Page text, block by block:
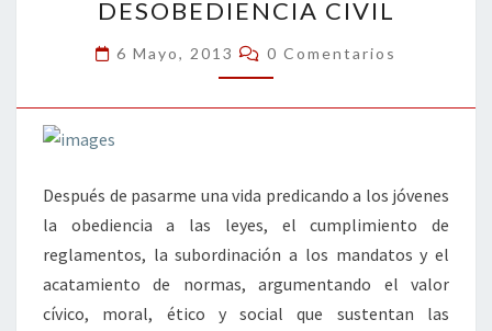
CIVIL
DESOBEDIENCIA CIVIL
6 Mayo, 2013 Comentarios
0 Comentarios
Después de pasarme una vida predicando a los jóvenes
la obediencia a las leyes, el cumplimiento de
reglamentos, la subordinación a los mandatos y el
acatamiento de normas, argumentando el valor
cívico, moral, ético y social que sustentan las